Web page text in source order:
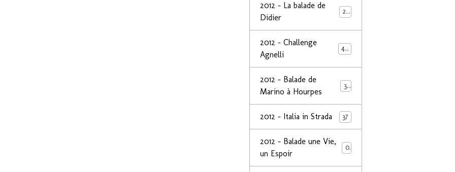
2012 - La balade de
Didier
25
2012 - Challenge
Agnelli
44
2012 - Balade de
Marino à Hourpes
39
2012 - Italia in Strada 37
2012 - Balade une Vie,
un Espoir
0